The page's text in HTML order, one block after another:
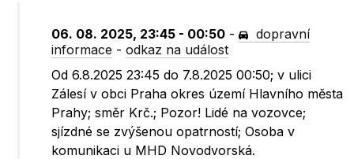
06. 08. 2025, 23:45 - 00:50 -
dopravní
informace -odkaz na událost
Od 6.8.2025 23:45 do 7.8.2025 00:50; v ulici
Zálesí v obci Praha okres území Hlavního města
Prahy; směr Krč.; Pozor! Lidé na vozovce;
sjízdné se zvýšenou opatrností; Osoba v
komunikaci u MHD Novodvorská.